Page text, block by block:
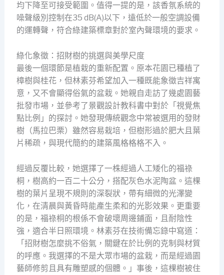
均下降至可接受範圍。值得一提的是，該香氛系統的
噪聲級別控制在35 dB(A)以下，遠低於一般空調設備
的運轉聲，符合綠建築標章對於室內聲環境的要求。
綠化象徵：招財樹的挑選與美學尺度
最後一個環節是植栽的重新配置。原本花園已種植了
樟樹與桂花，但林素芬希望加入一種既能象徵吉祥寓
意，又不會顯得俗氣的盆栽。她親自走訪了幾處園藝
批發市場，並參考了景觀設計教科書中對於「視覺焦
點比例」的探討。她發現傳統觀念中常被選用的發財
樹（馬拉巴栗）雖然容易栽培，但樹形過於肥大且葉
片稀疏，與現代簡約的建築風格格格不入。
經過反覆比較，她選擇了一株經過人工矮化的福祿
桐，樹高約一百二十公分，搭配灰色水泥陶盆。這棵
樹的葉片呈現不規則的深裂狀，帶有細微的光澤變
化，在清晨與黃昏時能產生柔和的光影效果。更重要
的是，福祿桐的根係不會破壞周邊鋪面，且耐陰性
強，適合半日照環境。林素芬在技術備忘錄中寫道：
「招財樹怎麼挑不俗氣，關鍵在於比例的克制與材質
的呼應。我選擇的不是大眾市場的盆栽，而是經過園
藝師修剪且具有雕塑感的個體。」事後，這棵樹被住